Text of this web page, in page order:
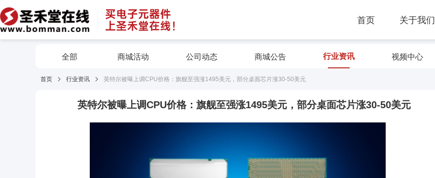
首页 关于我们
全部 商城活动 公司动态 商城公告 行业资讯 视频中心
首页 行业资讯 英特尔被曝上调CPU价格：旗舰至强涨1495美元，部分桌面芯片涨30-50美元
英特尔被曝上调CPU价格：旗舰至强涨1495美元，部分桌面芯片涨30-50美元